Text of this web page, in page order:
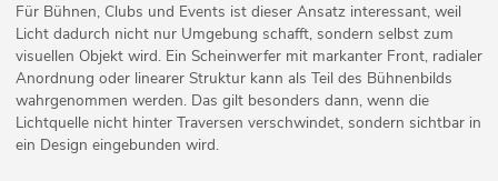
Für Bühnen, Clubs und Events ist dieser Ansatz interessant, weil
Licht dadurch nicht nur Umgebung schafft, sondern selbst zum
visuellen Objekt wird. Ein Scheinwerfer mit markanter Front, radialer
Anordnung oder linearer Struktur kann als Teil des Bühnenbilds
wahrgenommen werden. Das gilt besonders dann, wenn die
Lichtquelle nicht hinter Traversen verschwindet, sondern sichtbar in
ein Design eingebunden wird.